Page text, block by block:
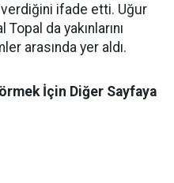
verdiğini ifade etti. Uğur
da yakınlarını
arasında yer aldı.
İçin Diğer Sayfaya